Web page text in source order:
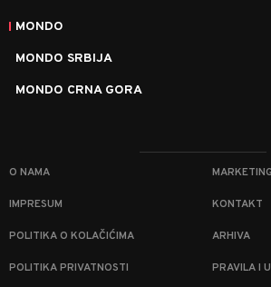
MONDO
MONDO SRBIJA
MONDO CRNA GORA
O NAMA
IMPRESUM KONTAKT
POLITIKA O KOLAČIĆIMA ARHIVA
POLITIKA PRIVATNOSTI PRAVILA I